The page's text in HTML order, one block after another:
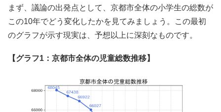
まず、議論の出発点として、京都市全体の小学生の総数が
この10年でどう変化したかを見てみましょう。この最初
のグラフが示す現実は、予想以上に深刻なものです。
【グラフ1：京都市全体の児童総数推移】